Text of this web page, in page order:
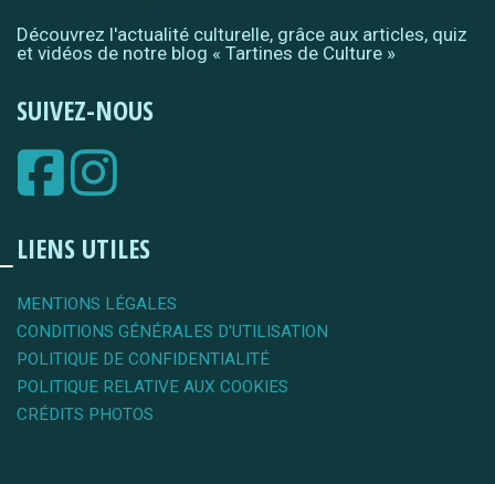
Découvrez l'actualité culturelle, grâce aux articles, quiz
et vidéos de notre blog « Tartines de Culture »
SUIVEZ-NOUS
LIENS UTILES
MENTIONS LÉGALES
CONDITIONS GÉNÉRALES D'UTILISATION
POLITIQUE DE CONFIDENTIALITÉ
POLITIQUE RELATIVE AUX COOKIES
CRÉDITS PHOTOS